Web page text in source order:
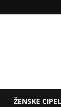
ŽENSKE